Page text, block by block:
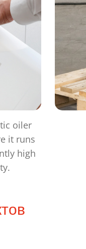
oiler
it runs
high